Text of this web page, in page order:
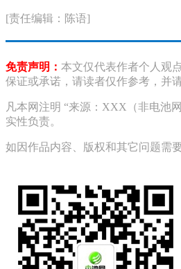
[责任编辑：陈语]
免责声明： 本文仅代表作者个人观
保证或承诺，请读者仅作参考，并
凡本网注明 “来源：XXX（非电池
实性负责。
如因作品内容、版权和其它问题需